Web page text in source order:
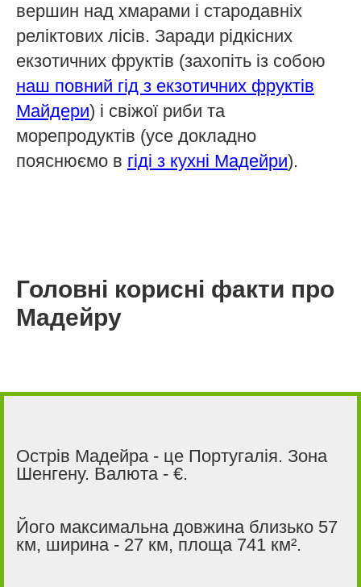
вершин над хмарами і стародавніх
реліктових лісів. Заради рідкісних
екзотичних фруктів (захопіть із собою
наш повний гід з екзотичних фруктів
Майдери) і свіжої риби та
морепродуктів (усе докладно
пояснюємо в гіді з кухні Мадейри).
Головні корисні факти про
Мадейру
Острів Мадейра - це Португалія. Зона
Шенгену. Валюта - €.
Його максимальна довжина близько 57
км, ширина - 27 км, площа 741 км².